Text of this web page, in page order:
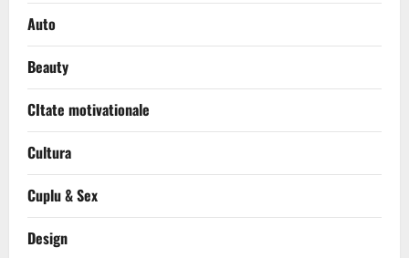
Auto
Beauty
CItate motivationale
Cultura
Cuplu & Sex
Design